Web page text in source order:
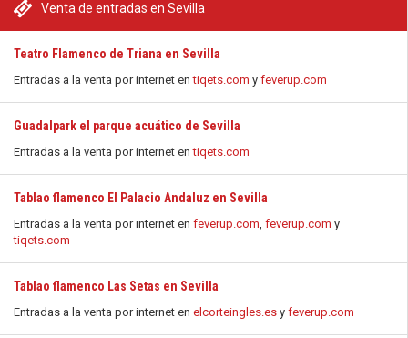
Venta de entradas en Sevilla
Teatro Flamenco de Triana en Sevilla
Entradas a la venta por internet entiqets.com y feverup.com
Guadalpark el parque acuático de Sevilla
Entradas a la venta por internet entiqets.com
Tablao flamenco El Palacio Andaluz en Sevilla
Entradas a la venta por internet en feverup.com, feverup.com y
tiqets.com
Tablao flamenco Las Setas en Sevilla
Entradas a la venta por internet en elcorteingles.es y feverup.com